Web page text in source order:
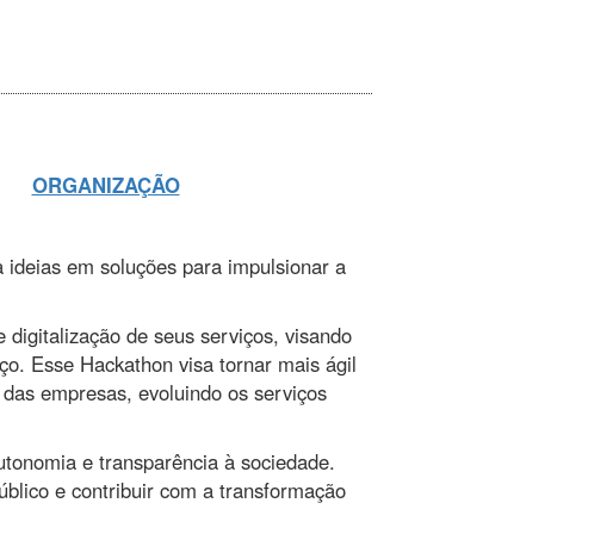
ORGANIZAÇÃO
em soluções para impulsionar a
de seus serviços, visando
Esse Hackathon visa tornar mais ágil
empresas, evoluindo os serviços
e transparência à sociedade.
e contribuir com a transformação